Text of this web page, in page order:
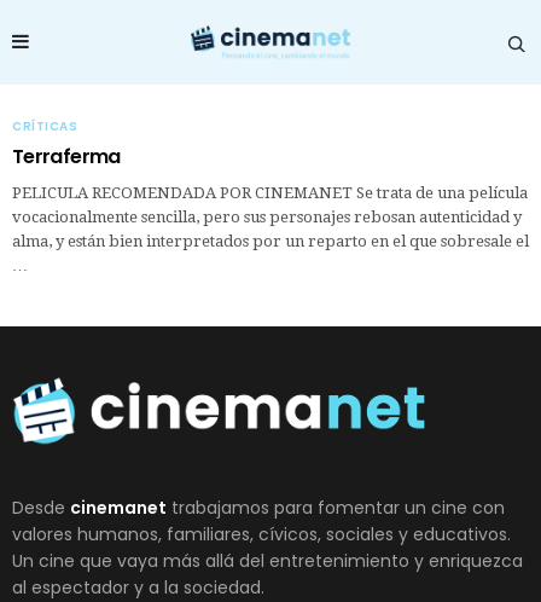
CRÍTICAS
Terraferma
PELICULA RECOMENDADA POR CINEMANET Se trata de una película
vocacionalmente sencilla, pero sus personajes rebosan autenticidad y
alma, y están bien interpretados por un reparto en el que sobresale el
Desde cinemanet trabajamos para fomentar un cine con
valores humanos, familiares, cívicos, sociales y educativos.
Un cine que vaya más allá del entretenimiento y enriquezca
al espectador y a la sociedad.